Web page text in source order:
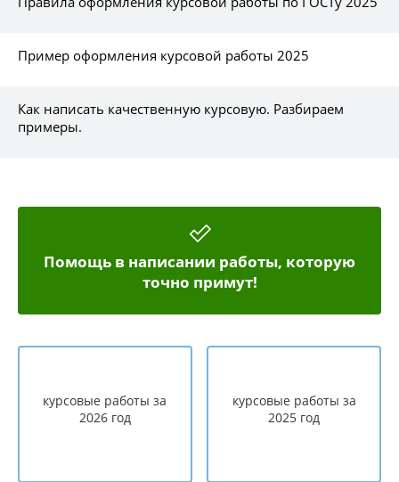
Пример оформления курсовой работы 2025
Как написать качественную курсовую. Разбираем
примеры.
Помощь в написании работы, которую
точно примут!
курсовые работы за
2026 год
курсовые работы за
2025 год